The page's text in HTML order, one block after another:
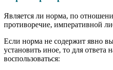
Является ли норма, по
противоречие, императивной
Если норма не содержит явно
установить иное, то для ответа
воспользоваться: